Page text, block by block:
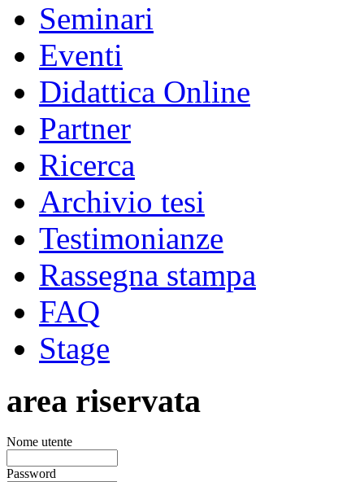
Seminari
Eventi
Didattica Online
Partner
Ricerca
Archivio tesi
Testimonianze
Rassegna stampa
FAQ
Stage
area riservata
Nome utente
Password